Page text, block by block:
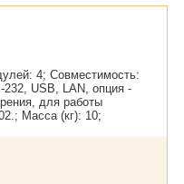
4; Совместимость:
USB, LAN, опция -
для работы
Масса (кг): 10;